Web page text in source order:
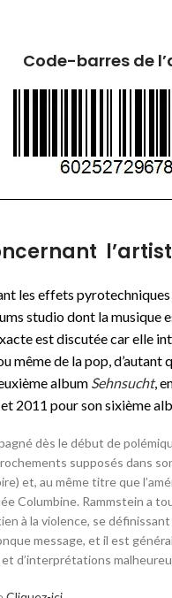
Code-barres de
les effets pyrotechniques
studio dont la musique
est discutée car elle
même de la pop, d’autant
album Sehnsucht,
2011 pour son sixième
dès le début de
supposés dans
et, au même titre que
Columbine. Rammstein a
à la violence, se
message, et il est
d’interprétations